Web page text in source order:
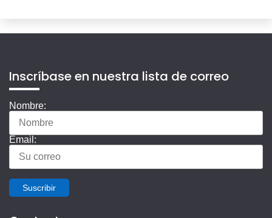
Inscríbase en nuestra lista de correo
Nombre:
Email:
Suscribir